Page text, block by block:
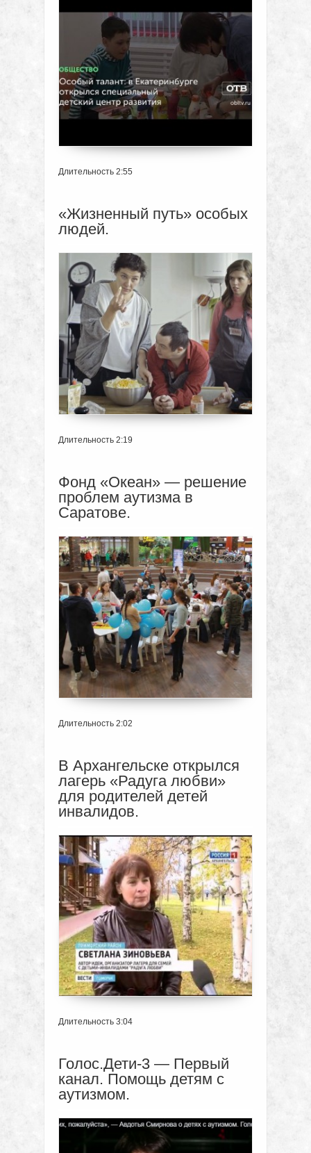
Длительность 2:55
«Жизненный путь» особых
людей.
Длительность 2:19
Фонд «Океан» — решение
проблем аутизма в
Саратове.
Длительность 2:02
В Архангельске открылся
лагерь «Радуга любви»
для родителей детей
инвалидов.
Длительность 3:04
Голос.Дети-3 — Первый
канал. Помощь детям с
аутизмом.